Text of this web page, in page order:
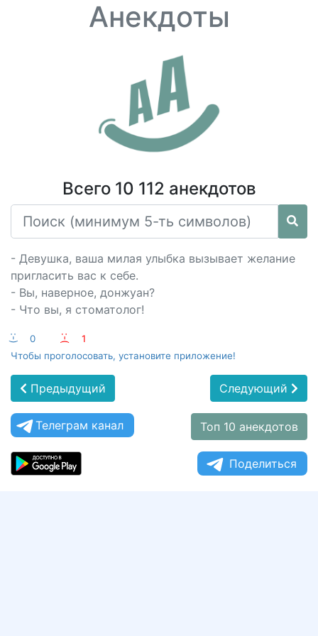
Анекдоты
Всего 10 112 анекдотов
- Девушка, ваша милая улыбка вызывает желание
пригласить вас к себе.
- Вы, наверное, донжуан?
- Что вы, я стоматолог!
:-) 0 :-(
1
Чтобы проголосовать, установите приложение!
Предыдущий Следующий
Телеграм канал Топ 10 анекдотов
Поделиться